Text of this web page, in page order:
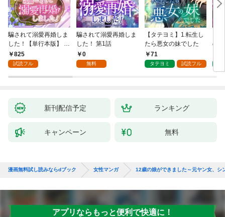
騙されて溺愛再婚しま
した！【単行本版】 1
巻825
試読フル
騙されて溺愛再婚しま
した！ 第1話
0
無料
【タテヨミ】1.転生し
たら悪女の妹でした
71
タテヨミ 試読フル
の
新刊配信予定 ランキング
キャンペーン 無料
漫画無料試し読みならdブック 女性マンガ 12歳の娘ができました～元ヤン女、シ
アプリならもっと便利で快適に！